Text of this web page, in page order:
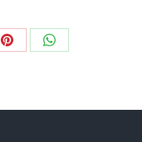
Share Share